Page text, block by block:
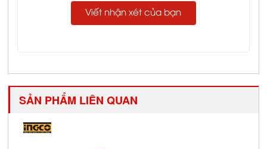
Viết nhận xét của bạn
SẢN PHẨM LIÊN QUAN